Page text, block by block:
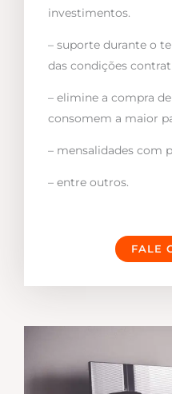
investimentos.
– suporte durante o
das condições
– elimine a compra
consomem a maior
– mensalidades com
– entre outros.
FALE